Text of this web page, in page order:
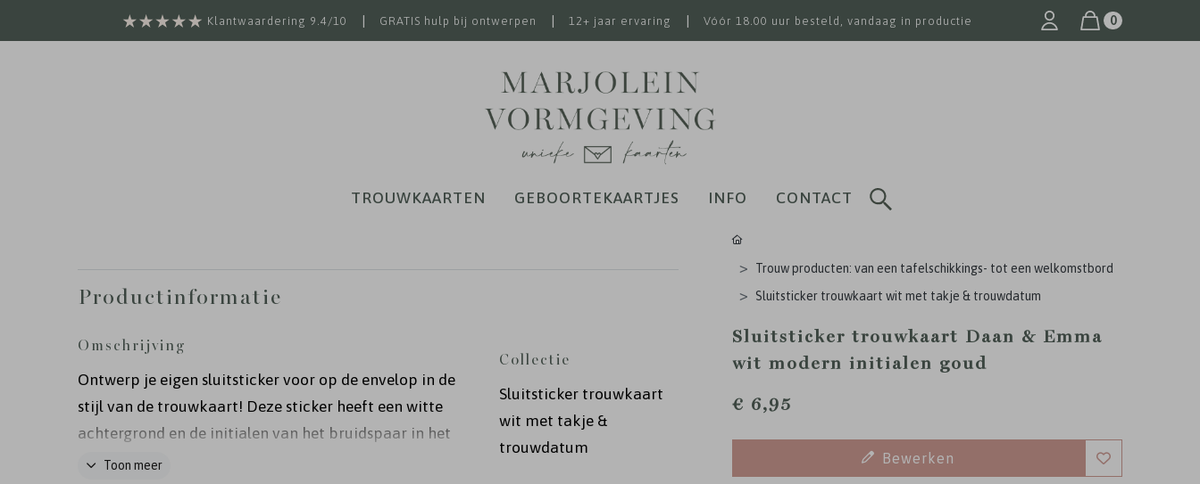
Klantwaardering 9.4/10 GRATIS hulp bij ontwerpen 12+ jaar ervaring Vóór 18.00 uur besteld, vandaag in productie 0
TROUWKAARTEN GEBOORTEKAARTJES INFO CONTACT
Productinformatie
Omschrijving
Ontwerp je eigen sluitsticker voor op de envelop in de
stijl van de trouwkaart! Deze sticker heeft een witte
achtergrond en de initialen van het bruidspaar in het
goud. Pas de kleuren van de sticker zelf naar wens
Toon meer
Collectie
Sluitsticker trouwkaart
wit met takje &
trouwdatum
Trouw producten: van een tafelschikkings- tot een welkomstbord
Sluitsticker trouwkaart wit met takje & trouwdatum
Sluitsticker trouwkaart Daan & Emma
wit modern initialen goud
€ 6,95
Bewerken